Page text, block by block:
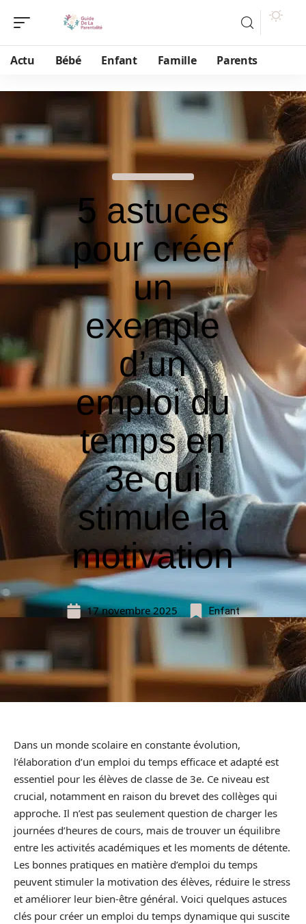
Actu Bébé Enfant Famille Parents
5 astuces
pour créer
un
exemple
d’un
emploi du
temps en
3e qui
stimule la
motivation
17 novembre 2025 Enfant
Dans un monde scolaire en constante évolution,
l’élaboration d’un emploi du temps efficace et adapté est
essentiel pour les élèves de classe de 3e. Ce niveau est
crucial, notamment en raison du brevet des collèges qui
approche. Il n’est pas seulement question de charger les
journées d’heures de cours, mais de trouver un équilibre
entre les activités académiques et les moments de détente.
Les bonnes pratiques en matière d’emploi du temps
peuvent stimuler la motivation des élèves, réduire le stress
et améliorer leur bien-être général. Voici quelques astuces
clés pour créer un emploi du temps dynamique qui suscite